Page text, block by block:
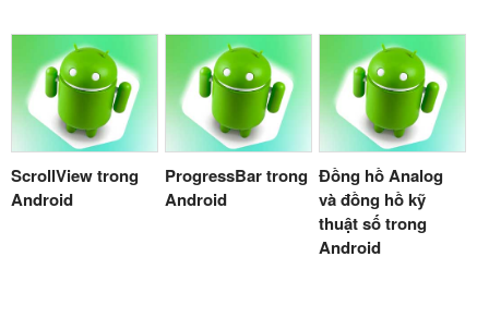
ScrollView trong
Android
ProgressBar trong
Android
Đồng hồ Analog
và đồng hồ kỹ
thuật số trong
Android